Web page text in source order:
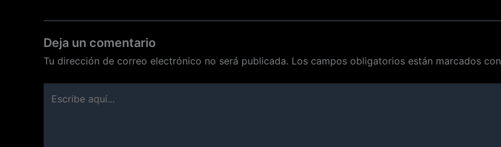
Deja un comentario
Tu dirección de correo electrónico no será publicada. Los campos obligatorios están marcados con
aquí...